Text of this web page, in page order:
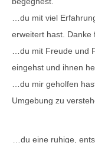
…du mit viel
erweitert hast. Danke
…du mit Freude und
eingehst und ihnen
…du mir geholfen
Umgebung zu
…du eine ruhige,